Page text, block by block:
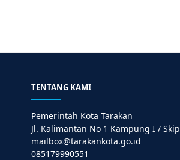
TENTANG KAMI
Pemerintah Kota Tarakan
Jl. Kalimantan No 1 Kampung I / Skip
mailbox@tarakankota.go.id
085179990551